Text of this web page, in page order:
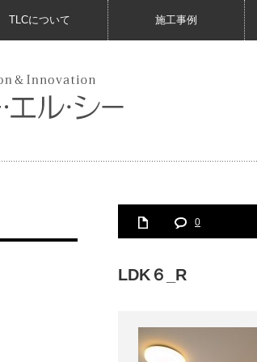
TLCについて 施工事例
0
LDK６_R